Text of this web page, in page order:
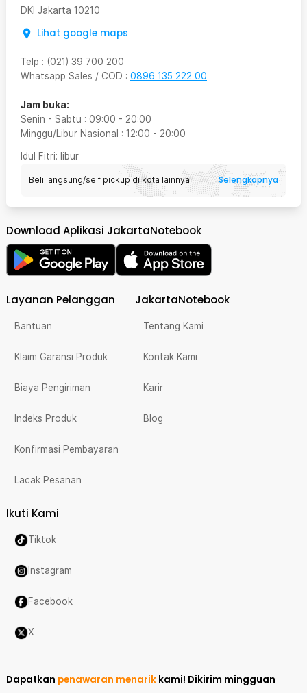
DKI Jakarta 10210
Lihat google maps
Telp : (021) 39 700 200
Whatsapp Sales / COD : 0896 135 222 00
Jam buka:
Senin - Sabtu : 09:00 - 20:00
Minggu/Libur Nasional : 12:00 - 20:00
Idul Fitri: libur
Beli langsung/self pickup di kota lainnya Selengkapnya
Download Aplikasi JakartaNotebook
Layanan Pelanggan
Bantuan
Klaim Garansi Produk
Biaya Pengiriman
Indeks Produk
Konfirmasi Pembayaran
Lacak Pesanan
JakartaNotebook
Tentang Kami
Kontak Kami
Karir
Blog
Ikuti Kami
Tiktok
Instagram
Facebook
X
Dapatkan penawaran menarik kami! Dikirim mingguan